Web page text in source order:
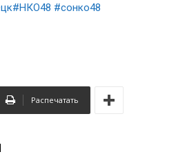
#НКО48 #сонко48
Распечатать